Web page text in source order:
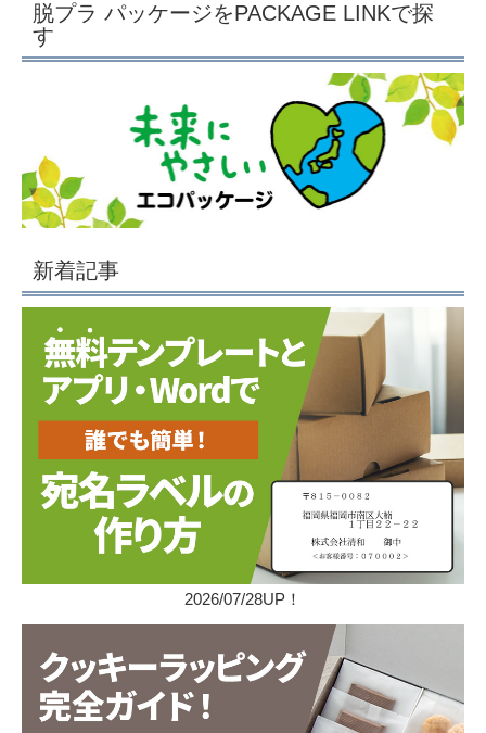
脱プラ パッケージをPACKAGE LINKで探
す
新着記事
2026/07/28UP！